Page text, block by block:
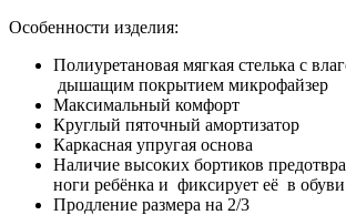
Особенности изделия:
Полиуретановая мягкая стелька с
дышащим покрытием микрофайзер
Максимальный комфорт
Круглый пяточный амортизатор
Каркасная упругая основа
Наличие высоких бортиков
ноги ребёнка и фиксирует её в
Продление размера на 2/3